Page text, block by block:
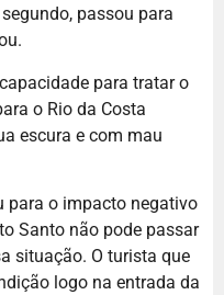
passou para
para tratar o
o Rio da Costa
escura e com mau
para o impacto negativo
Santo não pode passar
situação. O turista que
logo na entrada da